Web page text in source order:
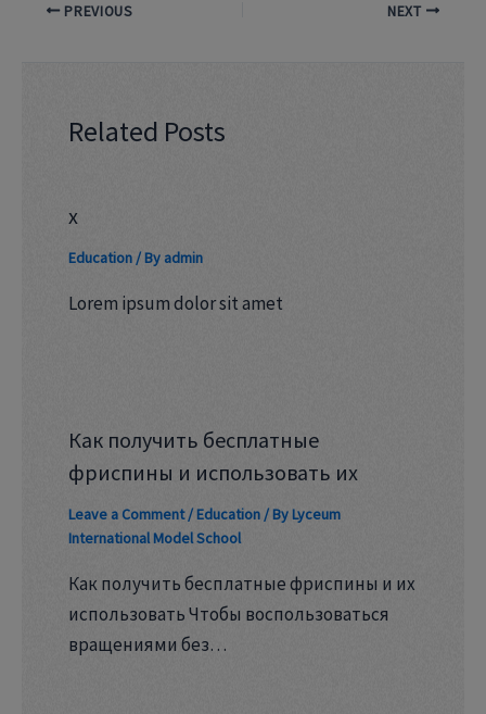
PREVIOUS NEXT
Related Posts
x
Education/ By admin
Lorem ipsum dolor sit amet
Как получить бесплатные
фриспины и использовать их
Leave a Comment/Education/ ByLyceum
International Model School
Как получить бесплатные фриспины и их
использовать Чтобы воспользоваться
вращениями без…